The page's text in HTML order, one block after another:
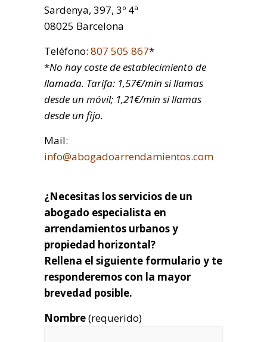
Sardenya, 397, 3º 4ª
08025 Barcelona
Teléfono: 807 505 867*
*No hay coste de establecimiento de
llamada. Tarifa: 1,57€/min si llamas
desde un móvil; 1,21€/min si llamas
desde un fijo.
Mail:
info@abogadoarrendamientos.com
¿Necesitas los servicios de un
abogado especialista en
arrendamientos urbanos y
propiedad horizontal?
Rellena el siguiente formulario y te
responderemos con la mayor
brevedad posible.
Nombre(requerido)